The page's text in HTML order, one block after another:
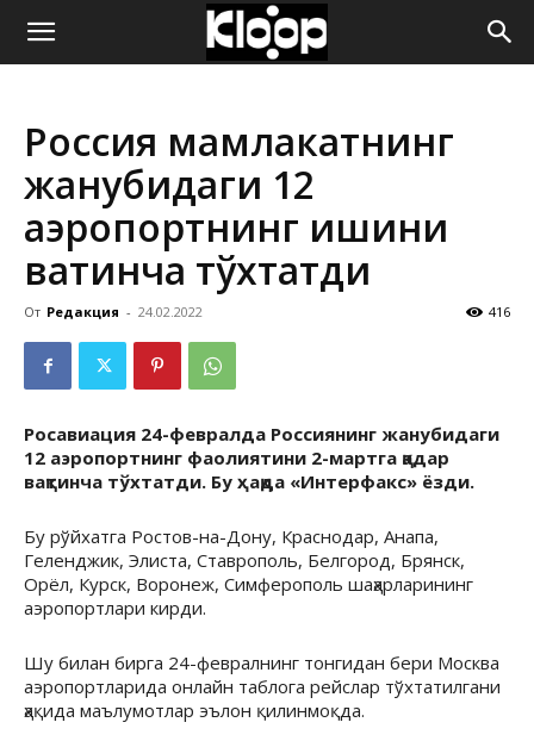
ҚИРҒИЗИСТОН
ЯНГИЛИКЛАРИ
Россия мамлакатнинг
жанубидаги 12
аэропортнинг ишини
вақтинча тўхтатди
От Редакция - 24.02.2022 416
Росавиация 24-февралда Россиянинг жанубидаги
12 аэропортнинг фаолиятини 2-мартга қадар
вақтинча тўхтатди. Бу ҳақда «Интерфакс» ёзди.
Бу рўйхатга Ростов-на-Дону, Краснодар, Анапа,
Геленджик, Элиста, Ставрополь, Белгород, Брянск,
Орёл, Курск, Воронеж, Симферополь шаҳарларининг
аэропортлари кирди.
Шу билан бирга 24-февралнинг тонгидан бери Москва
аэропортларида онлайн таблога рейслар тўхтатилгани
ҳақида маълумотлар эълон қилинмоқда.